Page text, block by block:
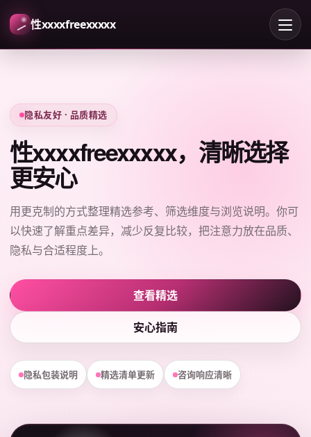
性xxxxfreexxxxx
隐私友好 · 品质精选
性xxxxfreexxxxx，清晰选择
更安心
用更克制的方式整理精选参考、筛选维度与浏览说明。你可
以快速了解重点差异，减少反复比较，把注意力放在品质、
隐私与合适程度上。
查看精选
安心指南
隐私包装说明 精选清单更新 咨询响应清晰